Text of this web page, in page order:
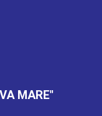
MARE"